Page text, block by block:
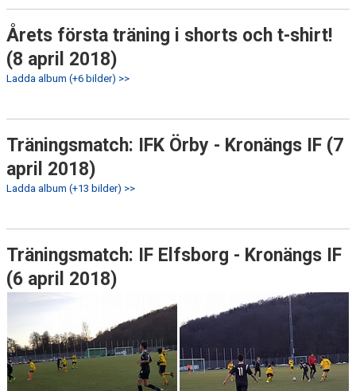
Årets första träning i shorts och t-shirt!
(8 april 2018)
Ladda album (+6 bilder) >>
Träningsmatch: IFK Örby - Kronängs IF (7
april 2018)
Ladda album (+13 bilder) >>
Träningsmatch: IF Elfsborg - Kronängs IF
(6 april 2018)